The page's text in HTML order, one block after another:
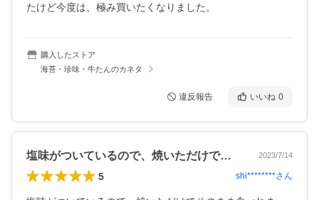
たけど今度は、極み買いたくなりました。
購入したストア
海苔・珍味・牛たんのカネタ
違反報告 いいね 0
塩味がついているので、焼いただけでその… 2023/7/14
5 shi********さん